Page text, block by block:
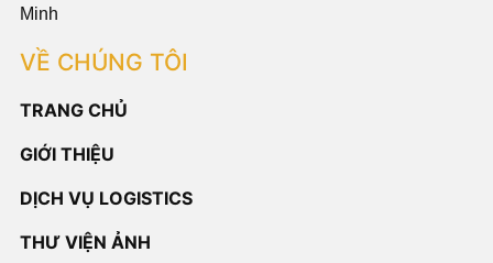
Minh
VỀ CHÚNG TÔI
TRANG CHỦ
GIỚI THIỆU
DỊCH VỤ LOGISTICS
THƯ VIỆN ẢNH